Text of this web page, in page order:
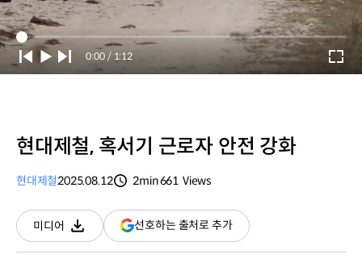
Current
Time
0:00 / Duration
1:12
현대제철, 혹서기 근로자 안전 강화
현대제철2025.08.12
2min661 Views
미디어
다운로드
선호하는 출처로 추가(새
창